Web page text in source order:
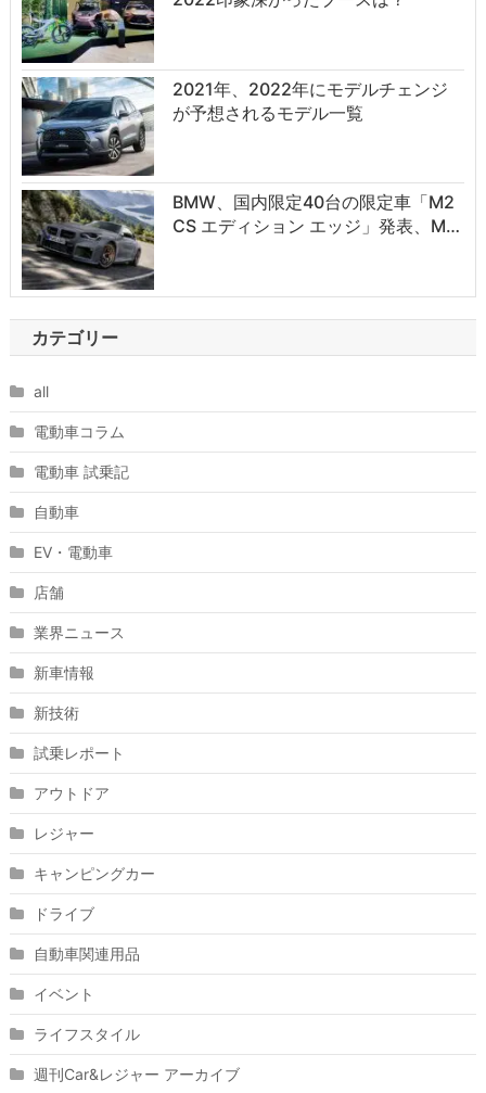
2021年、2022年にモデルチェンジ
が予想されるモデル一覧
BMW、国内限定40台の限定車「M2
CS エディション エッジ」発表、M…
カテゴリー
all
電動車コラム
電動車 試乗記
自動車
EV・電動車
店舗
業界ニュース
新車情報
新技術
試乗レポート
アウトドア
レジャー
キャンピングカー
ドライブ
自動車関連用品
イベント
ライフスタイル
週刊Car&レジャー アーカイブ